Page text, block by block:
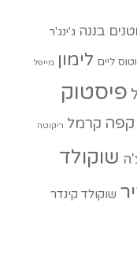
בננה ג'ינג'ר
ליים לימון מייפל
פיסטוק
קפה קרמל ריקוטה
שוקולד
שוקולד קינדר